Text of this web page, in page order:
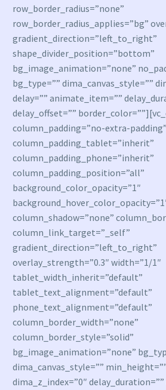
row_border_radius=”none”
row_border_radius_applies=”bg”
gradient_direction=”left_to_right”
shape_divider_position=”bottom”
bg_image_animation=”none”
bg_type=”” dima_canvas_style=””
delay=”” animate_item=””
delay_offset=””
column_padding=”no-extra-padding”
column_padding_tablet=”inherit”
column_padding_phone=”inherit”
column_padding_position=”all”
background_color_opacity=”1″
column_shadow=”none”
column_link_target=”_self”
gradient_direction=”left_to_right”
overlay_strength=”0.3″ width=”1/1″
tablet_width_inherit=”default”
tablet_text_alignment=”default”
phone_text_alignment=”default”
column_border_width=”none”
column_border_style=”solid”
bg_image_animation=”none”
dima_canvas_style=””
dima_z_index=”0″